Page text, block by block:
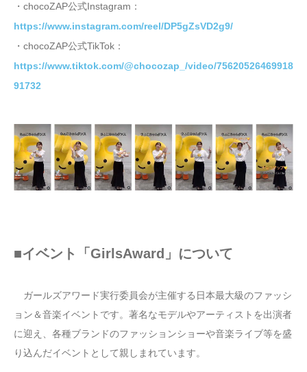
・chocoZAP公式Instagram：
https://www.instagram.com/reel/DP5gZsVD2g9/
・chocoZAP公式TikTok：
https://www.tiktok.com/@chocozap_/video/75620526469918
91732
■イベント「GirlsAward」について
ガールズアワード実行委員会が主催する日本最大級のファッシ
ョン＆音楽イベントです。著名なモデルやアーティストを出演者
に迎え、各種ブランドのファッションショーや音楽ライブ等を盛
り込んだイベントとして親しまれています。